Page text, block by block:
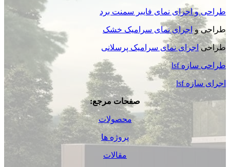
طراحی و اجرای نمای فایبر سمنت برد
طراحی واجرای نمای سرامیک خشک
طراحیاجرای نمای سرامیک پرسلانی
طراحی سازه lsf
اجرای سازه lsf
صفحات مرجع:
محصولات
پروژه ها
مقالات